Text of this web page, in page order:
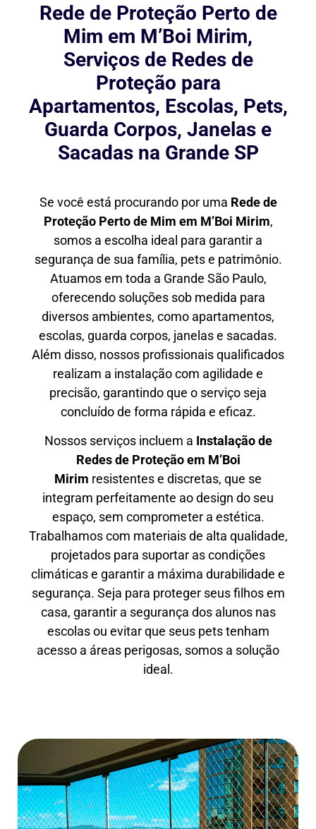
Rede de Proteção Perto de
Mim em M’Boi Mirim,
Serviços de Redes de
Proteção para
Apartamentos, Escolas, Pets,
Guarda Corpos, Janelas e
Sacadas na Grande SP
Se você está procurando por uma Rede de
Proteção Perto de Mim em M’Boi Mirim,
somos a escolha ideal para garantir a
segurança de sua família, pets e patrimônio.
Atuamos em toda a Grande São Paulo,
oferecendo soluções sob medida para
diversos ambientes, como apartamentos,
escolas, guarda corpos, janelas e sacadas.
Além disso, nossos profissionais qualificados
realizam a instalação com agilidade e
precisão, garantindo que o serviço seja
concluído de forma rápida e eficaz.
Nossos serviços incluem a Instalação de
Redes de Proteção em M’Boi
Mirim resistentes e discretas, que se
integram perfeitamente ao design do seu
espaço, sem comprometer a estética.
Trabalhamos com materiais de alta qualidade,
projetados para suportar as condições
climáticas e garantir a máxima durabilidade e
segurança. Seja para proteger seus filhos em
casa, garantir a segurança dos alunos nas
escolas ou evitar que seus pets tenham
acesso a áreas perigosas, somos a solução
ideal.